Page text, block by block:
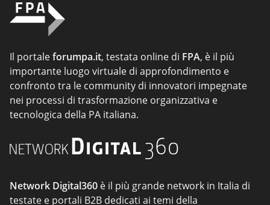
Il portaleforumpa.it, testata online di FPA, è il più
importante luogo virtuale di approfondimento e
confronto tra le community di innovatori impegnate
nei processi di trasformazione organizzativa e
tecnologica della PA italiana.
Network Digital360 è il più grande network in Italia di
testate e portali B2B dedicati ai temi della